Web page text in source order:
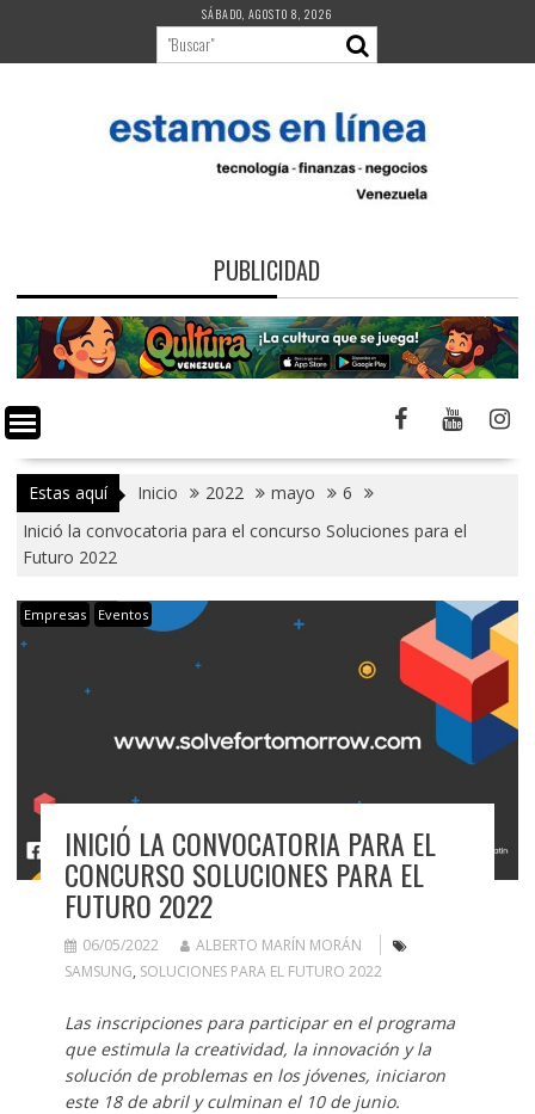
contenido
SÁBADO, AGOSTO 8, 2026
PUBLICIDAD
Estas aquí Inicio 2022 mayo
6
Inició la convocatoria para el concurso Soluciones para el
Futuro 2022
Empresas Eventos
INICIÓ LA CONVOCATORIA PARA EL
CONCURSO SOLUCIONES PARA EL
FUTURO 2022
06/05/2022
ALBERTO MARÍN MORÁN
SAMSUNG, SOLUCIONES PARA EL FUTURO 2022
Las inscripciones para participar en el programa
que estimula la creatividad, la innovación y la
solución de problemas en los jóvenes, iniciaron
este 18 de abril y culminan el 10 de junio.